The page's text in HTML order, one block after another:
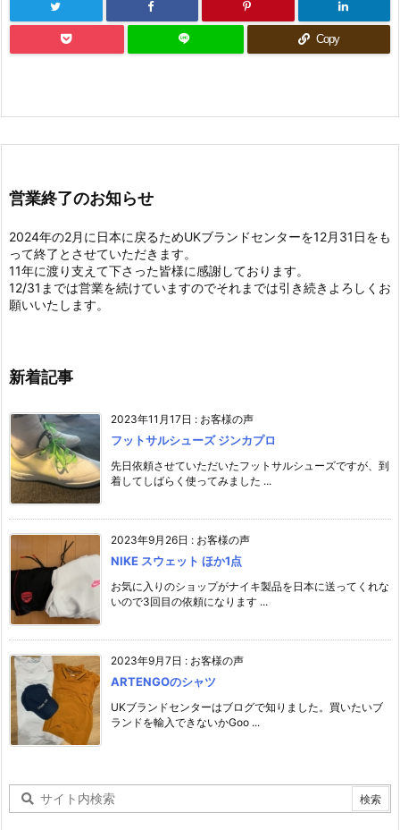
Copy
営業終了のお知らせ
2024年の2月に日本に戻るためUKブランドセンターを12月31日をも
って終了とさせていただきます。
11年に渡り支えて下さった皆様に感謝しております。
12/31までは営業を続けていますのでそれまでは引き続きよろしくお
願いいたします。
新着記事
2023年11月17日 : お客様の声
フットサルシューズ ジンカプロ
先日依頼させていただいたフットサルシューズですが、到
着してしばらく使ってみました ...
2023年9月26日 : お客様の声
NIKE スウェット ほか1点
お気に入りのショップがナイキ製品を日本に送ってくれな
いので3回目の依頼になります ...
2023年9月7日 : お客様の声
ARTENGOのシャツ
UKブランドセンターはブログで知りました。買いたいブ
ランドを輸入できないかGoo ...